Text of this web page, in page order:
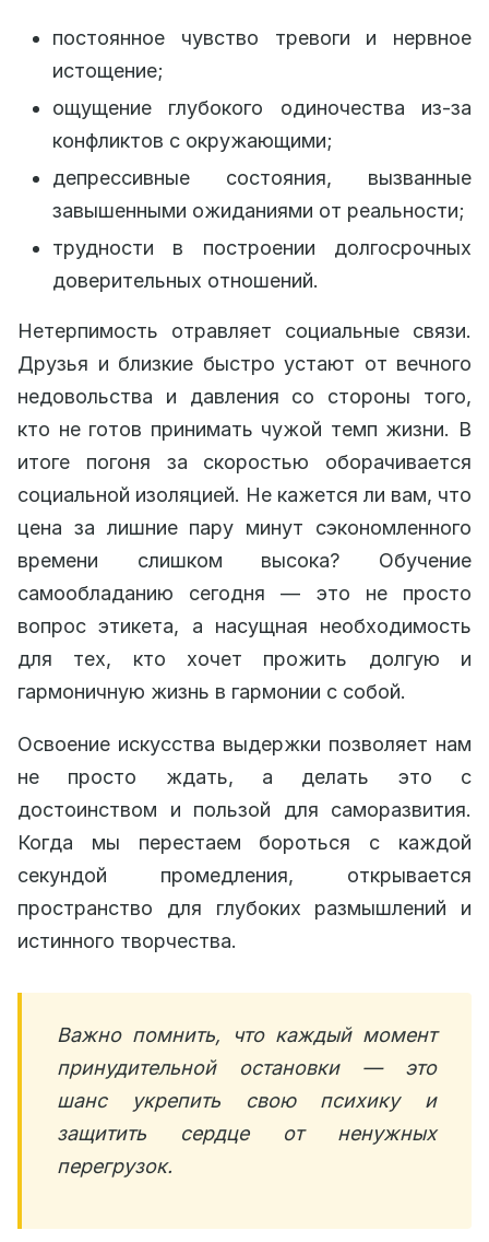
постоянное чувство тревоги и нервное
истощение;
ощущение глубокого одиночества из-за
конфликтов с окружающими;
депрессивные состояния, вызванные
завышенными ожиданиями от реальности;
трудности в построении долгосрочных
доверительных отношений.
Нетерпимость отравляет социальные связи.
Друзья и близкие быстро устают от вечного
недовольства и давления со стороны того,
кто не готов принимать чужой темп жизни. В
итоге погоня за скоростью оборачивается
социальной изоляцией. Не кажется ли вам, что
цена за лишние пару минут сэкономленного
времени слишком высока? Обучение
самообладанию сегодня — это не просто
вопрос этикета, а насущная необходимость
для тех, кто хочет прожить долгую и
гармоничную жизнь в гармонии с собой.
Освоение искусства выдержки позволяет нам
не просто ждать, а делать это с
достоинством и пользой для саморазвития.
Когда мы перестаем бороться с каждой
секундой промедления, открывается
пространство для глубоких размышлений и
истинного творчества.
Важно помнить, что каждый момент
принудительной остановки — это
шанс укрепить свою психику и
защитить сердце от ненужных
перегрузок.